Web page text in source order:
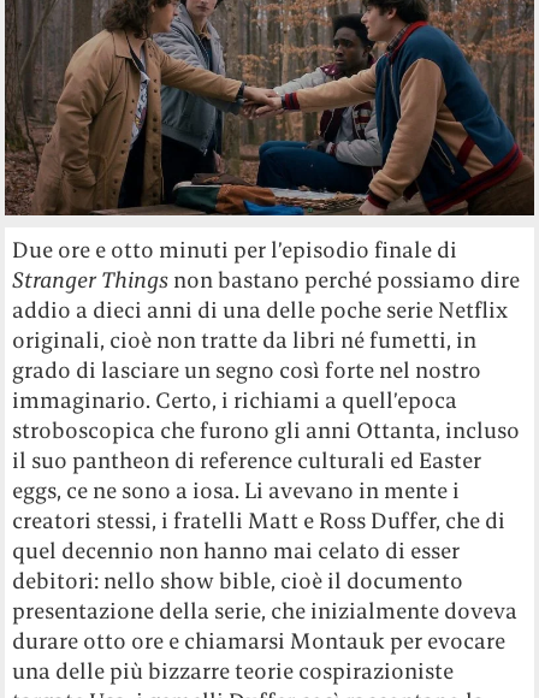
Due ore e otto minuti per l’episodio finale di
Stranger Things non bastano perché possiamo dire
addio a dieci anni di una delle poche serie Netflix
originali, cioè non tratte da libri né fumetti, in
grado di lasciare un segno così forte nel nostro
immaginario. Certo, i richiami a quell’epoca
stroboscopica che furono gli anni Ottanta, incluso
il suo pantheon di reference culturali ed Easter
eggs, ce ne sono a iosa. Li avevano in mente i
creatori stessi, i fratelli Matt e Ross Duffer, che di
quel decennio non hanno mai celato di esser
debitori: nello show bible, cioè il documento
presentazione della serie, che inizialmente doveva
durare otto ore e chiamarsi Montauk per evocare
una delle più bizzarre teorie cospirazioniste